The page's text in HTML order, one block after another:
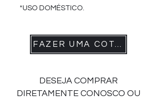
*USO DOMÉSTICO.
FAZER UMA COTAÇÃO
DESEJA COMPRAR
DIRETAMENTE CONOSCO OU